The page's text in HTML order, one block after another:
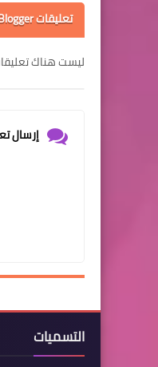
تعليقات Blogger
ليست هناك
إرسال
التسميات